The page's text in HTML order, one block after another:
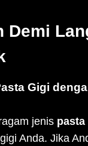
Demi
Gigi
jenis pasta
Anda. Jika